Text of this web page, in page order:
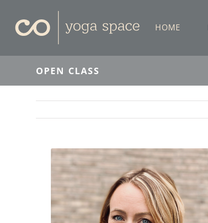
content
HOME
OPEN CLASS